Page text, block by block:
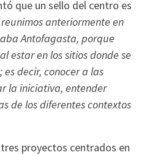
que un sello del centro es
reunimos anteriormente en
Antofagasta, porque
estar en los sitios donde se
decir, conocer a las
la iniciativa, entender
de los diferentes contextos
proyectos centrados en